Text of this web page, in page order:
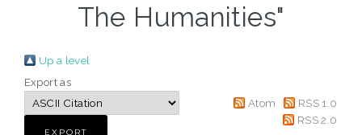
The Humanities"
Up a level
Export as
Atom
RSS 1.0
RSS 2.0